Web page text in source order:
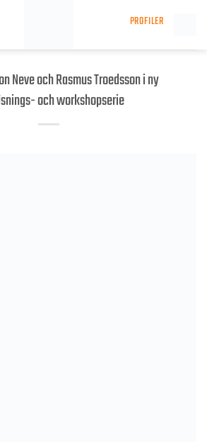
PROFILER
Neve och Rasmus Troedsson i ny
och workshopserie